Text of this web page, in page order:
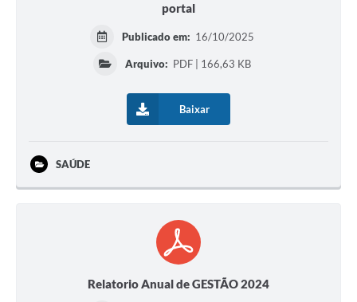
portal
Publicado em: 16/10/2025
Arquivo: PDF | 166,63 KB
Baixar
SAÚDE
Relatorio Anual de GESTÃO 2024